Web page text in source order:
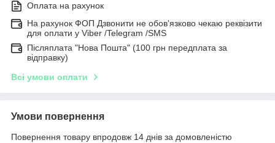
Оплата на рахунок
На рахунок ФОП Дзвонити не обов'язково чекаю реквізити
для оплати у Viber /Telegram /SMS
Післяплата "Нова Пошта" (100 грн передплата за
відправку)
Всі умови оплати
Умови повернення
Повернення товару впродовж 14 днів за домовленістю